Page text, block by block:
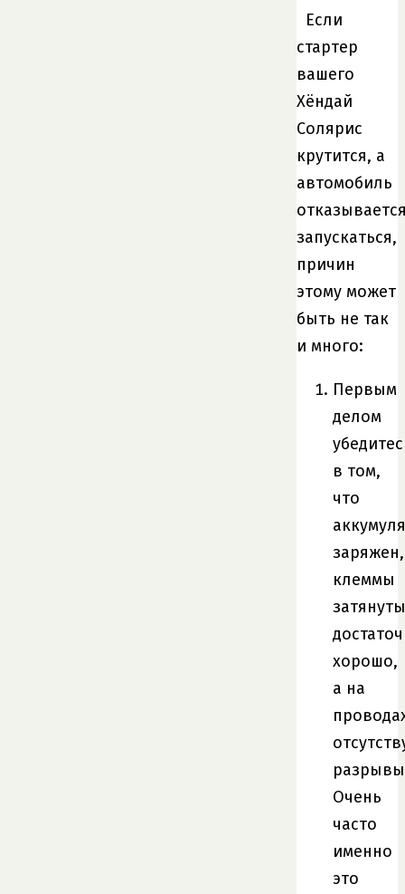
Если
стартер
вашего
Хёндай
Солярис
крутится, а
автомобиль
запускаться,
причин
этому может
быть не так
и много:
Первым
делом
в том,
что
заряжен,
клеммы
затянуты
хорошо,
а на
Очень
часто
именно
это